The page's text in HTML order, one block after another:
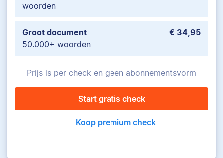
woorden
Groot document
50.000+ woorden
€ 34,95
Prijs is per check en geen abonnementsvorm
Start gratis check
Koop premium check